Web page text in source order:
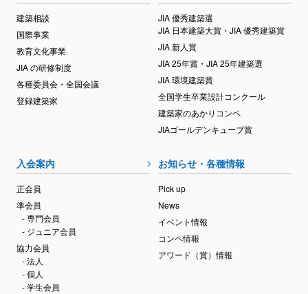
建築相談
国際事業
教育文化事業
JIA の研修制度
各種委員会・全国会議
登録建築家
JIA 優秀建築選
JIA 日本建築大賞・JIA 優秀建築賞
JIA 新人賞
JIA 25年賞・JIA 25年建築選
JIA 環境建築賞
全国学生卒業設計コンクール
建築家のあかりコンペ
JIAゴールデンキューブ賞
入会案内
正会員
準会員
- 専門会員
- ジュニア会員
協力会員
- 法人
- 個人
- 学生会員
お知らせ・各種情報
Pick up
News
イベント情報
コンペ情報
アワード（賞）情報